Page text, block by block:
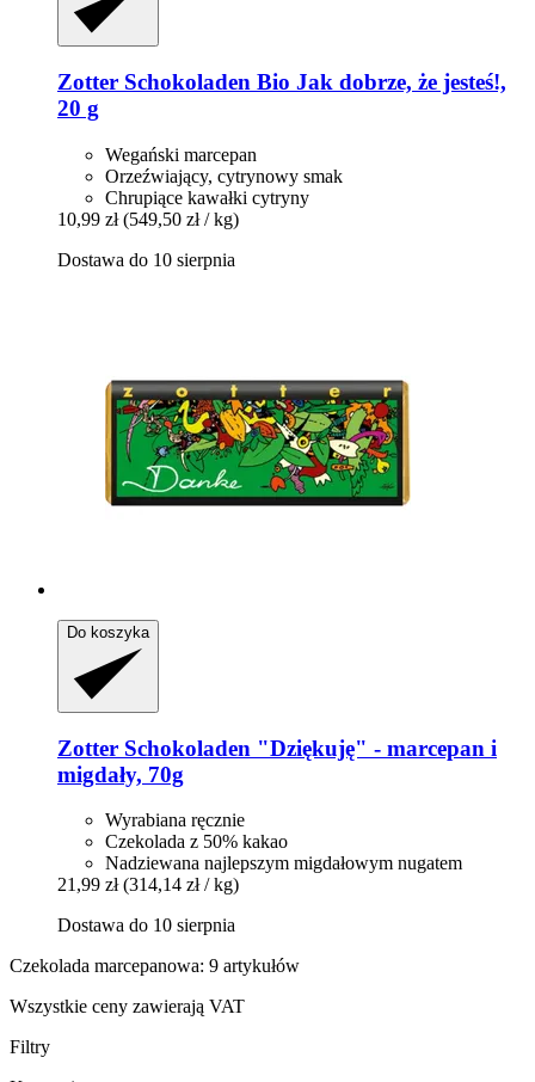
Zotter Schokoladen Bio Jak dobrze, że jesteś!,
20 g
Wegański marcepan
Orzeźwiający, cytrynowy smak
Chrupiące kawałki cytryny
10,99 zł (549,50 zł / kg)
Dostawa do 10 sierpnia
Do koszyka
Zotter Schokoladen "Dziękuję" -​ marcepan i
migdały, 70g
Wyrabiana ręcznie
Czekolada z 50% kakao
Nadziewana najlepszym migdałowym nugatem
21,99 zł (314,14 zł / kg)
Dostawa do 10 sierpnia
Czekolada marcepanowa: 9 artykułów
Wszystkie ceny zawierają VAT
Filtry